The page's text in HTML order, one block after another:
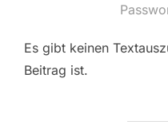
Es gibt keinen
Beitrag ist.